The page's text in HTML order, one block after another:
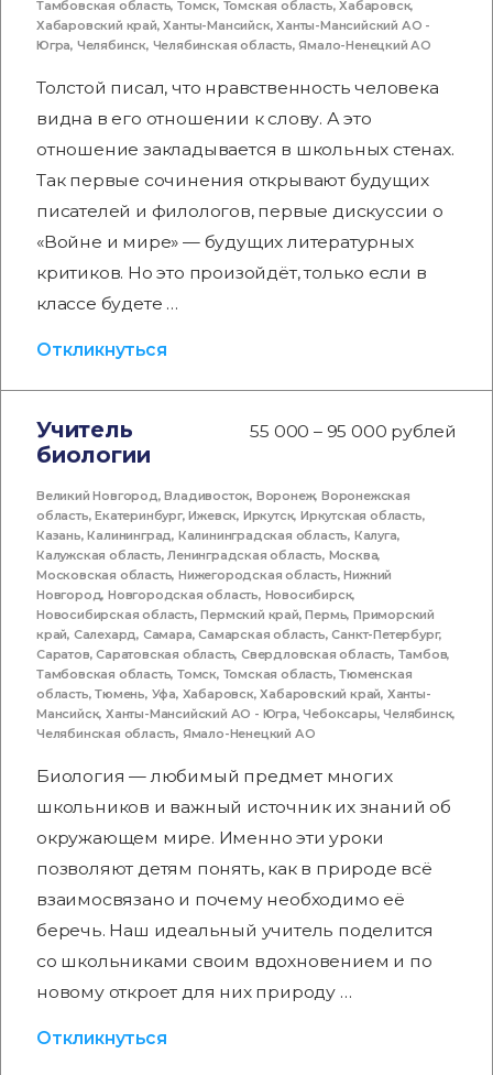
Тамбовская область,Томск, Томская область,Хабаровск,
Хабаровский край,Ханты-Мансийск,Ханты-Мансийский АО -
Югра, Челябинск, Челябинская область,Ямало-Ненецкий АО
Толстой писал, что нравственность человека
видна в его отношении к слову. А это
отношение закладывается в школьных стенах.
Так первые сочинения открывают будущих
писателей и филологов, первые дискуссии о
«Войне и мире» — будущих литературных
критиков. Но это произойдёт, только если в
классе будете …
Откликнуться
Учитель
биологии
55 000 – 95 000 рублей
Великий Новгород,Владивосток, Воронеж,Воронежская
область,Екатеринбург,Ижевск, Иркутск,Иркутская область,
Казань,Калининград, Калининградская область, Калуга,
Калужская область,Ленинградская область, Москва,
Московская область,Нижегородская область,Нижний
Новгород,Новгородская область, Новосибирск,
Новосибирская область,Пермский край,Пермь,Приморский
край, Салехард, Самара,Самарская область,Санкт-Петербург,
Саратов,Саратовская область,Свердловская область, Тамбов,
Тамбовская область,Томск, Томская область,Тюменская
область,Тюмень, Уфа, Хабаровск,Хабаровский край, Ханты-
Мансийск,Ханты-Мансийский АО - Югра,Чебоксары,Челябинск,
Челябинская область, Ямало-Ненецкий АО
Биология — любимый предмет многих
школьников и важный источник их знаний об
окружающем мире. Именно эти уроки
позволяют детям понять, как в природе всё
взаимосвязано и почему необходимо её
беречь. Наш идеальный учитель поделится
со школьниками своим вдохновением и по
новому откроет для них природу …
Откликнуться